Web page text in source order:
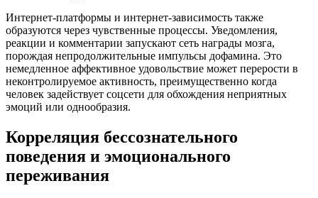
Интернет-платформы и интернет-зависимость также
образуются через чувственные процессы. Уведомления,
реакции и комментарии запускают сеть награды мозга,
порождая непродолжительные импульсы дофамина. Это
немедленное аффективное удовольствие может перерости в
неконтролируемое активность, преимущественно когда
человек задействует соцсети для обхождения неприятных
эмоций или однообразия.
Корреляция бессознательного
поведения и эмоционального
переживания